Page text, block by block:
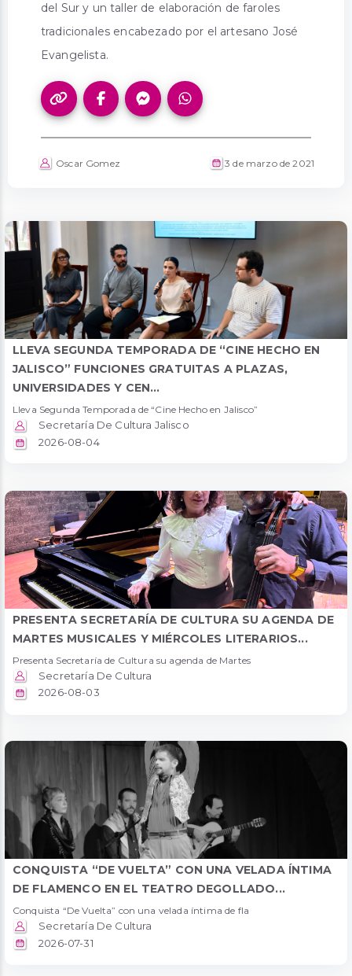
del Sur y un taller de elaboración de faroles
tradicionales encabezado por el artesano José
Evangelista.
Oscar Gomez 3 de marzo de 2021
LLEVA SEGUNDA TEMPORADA DE “CINE HECHO EN
JALISCO” FUNCIONES GRATUITAS A PLAZAS,
UNIVERSIDADES Y CEN...
Lleva Segunda Temporada de “Cine Hecho en Jalisco”
Secretaría De Cultura Jalisco
2026-08-04
PRESENTA SECRETARÍA DE CULTURA SU AGENDA DE
MARTES MUSICALES Y MIÉRCOLES LITERARIOS...
Presenta Secretaría de Cultura su agenda de Martes
Secretaría De Cultura
2026-08-03
CONQUISTA “DE VUELTA” CON UNA VELADA ÍNTIMA
DE FLAMENCO EN EL TEATRO DEGOLLADO...
Conquista “De Vuelta” con una velada íntima de fla
Secretaría De Cultura
2026-07-31